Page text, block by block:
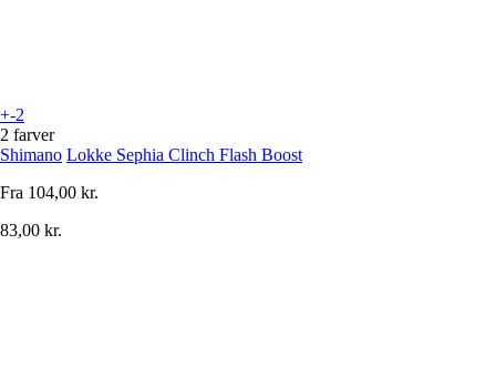
+-2
2 farver
Shimano Lokke Sephia Clinch Flash Boost
Fra 104,00 kr.
83,00 kr.